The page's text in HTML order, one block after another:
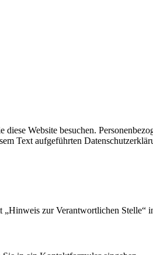
Website besuchen.
Text aufgeführten
zur Verantwortlichen Stelle“